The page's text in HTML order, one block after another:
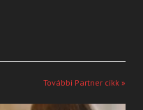
További Partner cikk »